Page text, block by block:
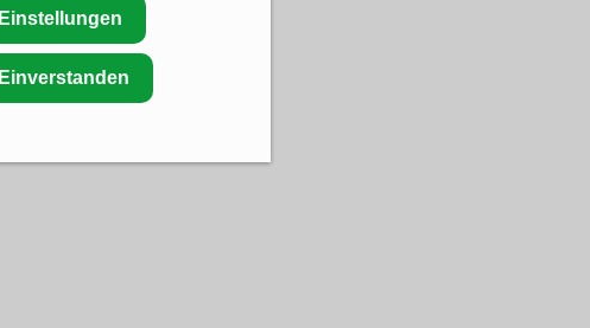
Einstellungen
Einverstanden